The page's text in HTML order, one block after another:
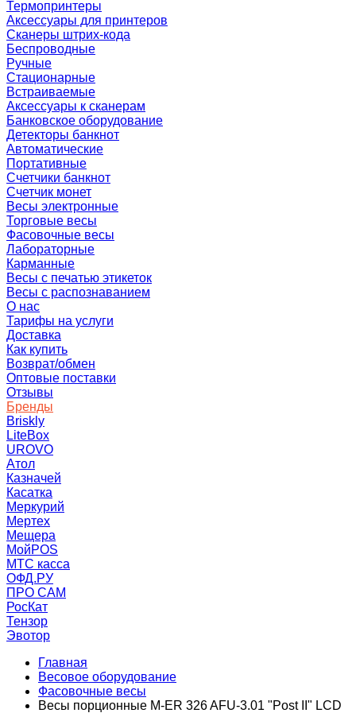
Термопринтеры
Аксессуары для принтеров
Сканеры штрих-кода
Беспроводные
Ручные
Стационарные
Встраиваемые
Аксессуары к сканерам
Банковское оборудование
Детекторы банкнот
Автоматические
Портативные
Счетчики банкнот
Счетчик монет
Весы электронные
Торговые весы
Фасовочные весы
Лабораторные
Карманные
Весы с печатью этикеток
Весы с распознаванием
О нас
Тарифы на услуги
Доставка
Как купить
Возврат/обмен
Оптовые поставки
Отзывы
Бренды
Briskly
LiteBox
UROVO
Атол
Казначей
Касатка
Меркурий
Мертех
Мещера
МойPOS
МТС касса
ОФД.РУ
ПРО САМ
РосКат
Тензор
Эвотор
Главная
Весовое оборудование
Фасовочные весы
Весы порционные M-ER 326 AFU-3.01 "Post II" LCD